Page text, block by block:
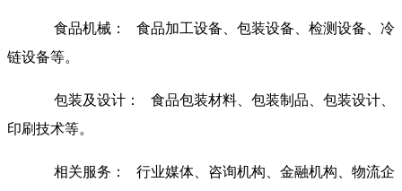
食品机械： 食品加工设备、包装设备、检测设备、冷
链设备等。
包装及设计： 食品包装材料、包装制品、包装设计、
印刷技术等。
相关服务： 行业媒体、咨询机构、金融机构、物流企